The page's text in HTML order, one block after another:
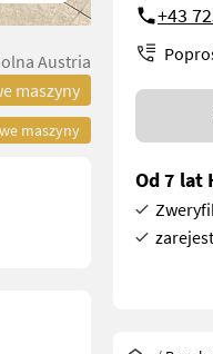
Austria
maszyny
maszyny
+43
Od 7 lat